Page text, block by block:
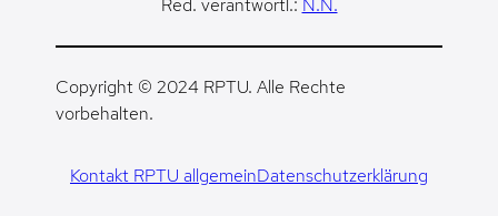
Copyright © 2024 RPTU. Alle Rechte
vorbehalten.
Kontakt RPTU allgemeinDatenschutzerklärung